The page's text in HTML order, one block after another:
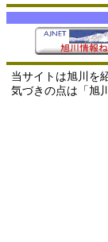
当サイトは旭川を
気づきの点は「旭